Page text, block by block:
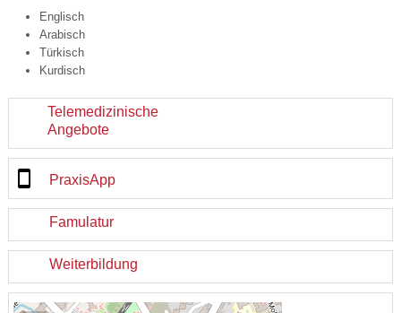
Englisch
Arabisch
Türkisch
Kurdisch
Telemedizinische
Angebote
PraxisApp
Famulatur
Weiterbildung